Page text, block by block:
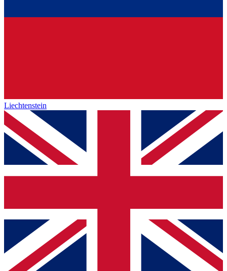
Liechtenstein